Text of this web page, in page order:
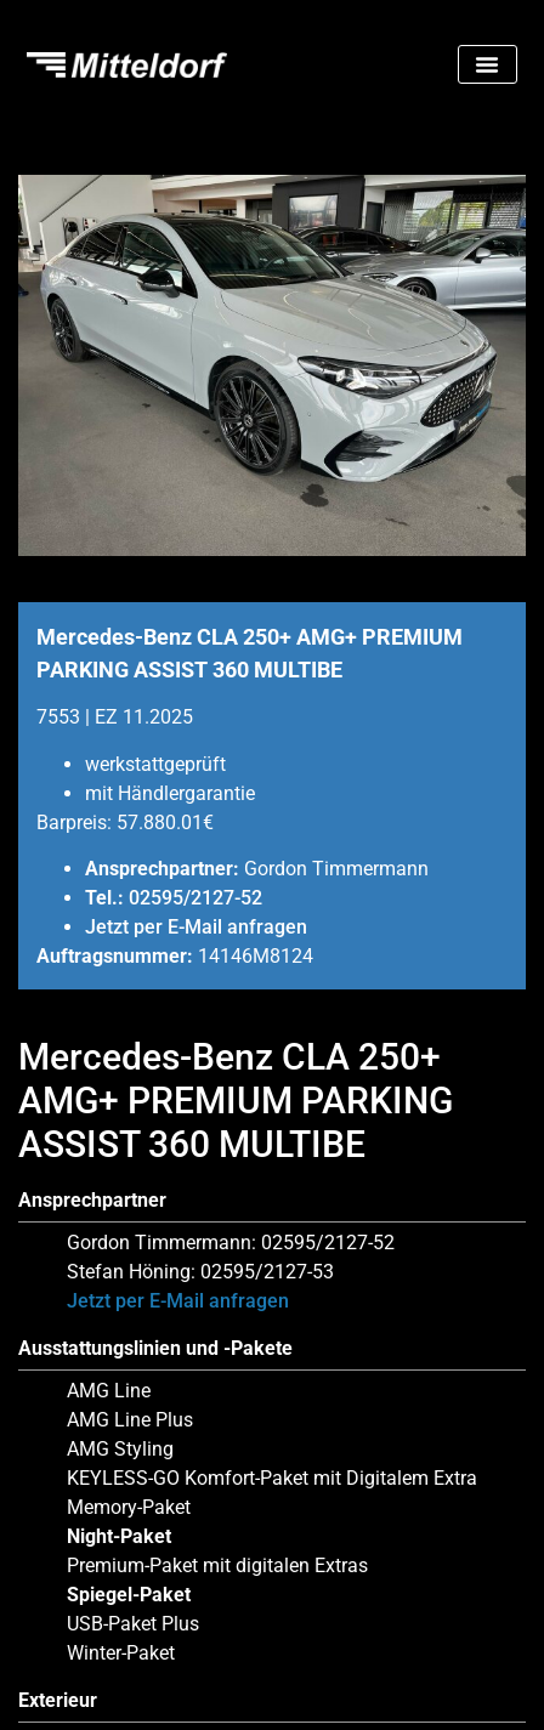
Mercedes-Benz CLA 250+ AMG+ PREMIUM
PARKING ASSIST 360 MULTIBE
7553 | EZ 11.2025
werkstattgeprüft
mit Händlergarantie
Barpreis: 57.880.01€
Ansprechpartner: Gordon Timmermann
Tel.: 02595/2127-52
Jetzt per E-Mail anfragen
Auftragsnummer: 14146M8124
Mercedes-Benz CLA 250+
AMG+ PREMIUM PARKING
ASSIST 360 MULTIBE
Ansprechpartner
Gordon Timmermann: 02595/2127-52
Stefan Höning: 02595/2127-53
Jetzt per E-Mail anfragen
Ausstattungslinien und -Pakete
AMG Line
AMG Line Plus
AMG Styling
KEYLESS-GO Komfort-Paket mit Digitalem Extra
Memory-Paket
Night-Paket
Premium-Paket mit digitalen Extras
Spiegel-Paket
USB-Paket Plus
Winter-Paket
Exterieur